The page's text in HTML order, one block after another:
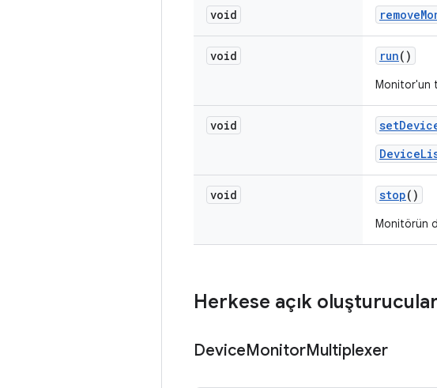
void remove
void run()
Monitor'un
void set
void stop()
Monitörün
Herkese açık oluşturucular
DeviceMonitorMultiplexer